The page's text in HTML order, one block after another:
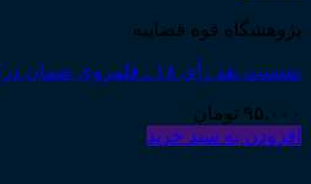
پژوهشگاه قوه قضاییه
نشست نقد رأی ۱۸ ـ قلمروی ضمان درک بایع
۹۵,۰۰۰ تومان
افزودن به سبد خرید